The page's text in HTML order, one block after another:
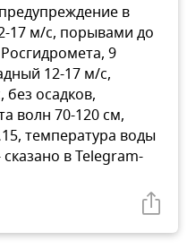
в
17 м/с, порывами до
9
12-17 м/с,
осадков,
волн 70-120 см,
температура воды
в Telegram-